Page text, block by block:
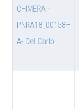
CHIMERA -
PNRA18_00158–
A- Del Carlo